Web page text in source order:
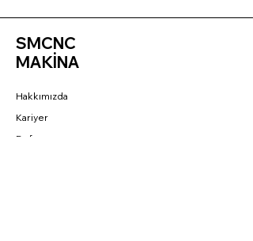
SMCNC
MAKİNA
Hakkımızda
Kariyer
Referans